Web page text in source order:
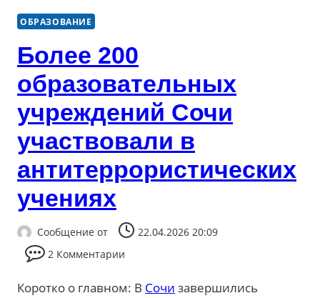
ОБРАЗОВАНИЕ
Более 200
образовательных
учреждений Сочи
участвовали в
антитеррористических
учениях
Сообщение от
22.04.2026 20:09
2 Комментарии
Коротко о главном: В Сочи завершились